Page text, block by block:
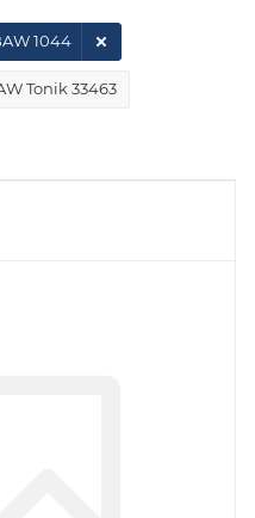
Tonik 33463
1044